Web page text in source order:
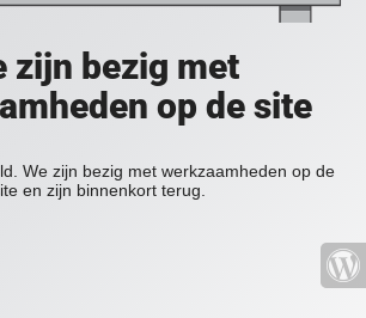
zijn bezig met
op de site
We zijn bezig met werkzaamheden op de
en zijn binnenkort terug.